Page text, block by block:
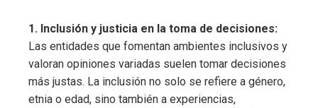
1. Inclusión y justicia en la toma de decisiones:
Las entidades que fomentan ambientes inclusivos y
valoran opiniones variadas suelen tomar decisiones
más justas. La inclusión no solo se refiere a género,
etnia o edad, sino también a experiencias,